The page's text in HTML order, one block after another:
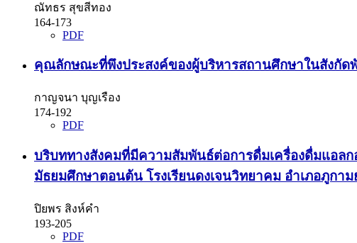
ณัทธร สุขสีทอง
164-173
PDF
คุณลักษณะที่พึงประสงค์ของผู้บริหารสถานศึกษาในสังกัด
กาญจนา บุญเรือง
174-192
PDF
บริบททางสังคมที่มีความสัมพันธ์ต่อการดื่มเครื่องดื่มแอล
มัธยมศึกษาตอนต้น โรงเรียนดงเจนวิทยาคม อำเภอภูกาม
ปิยพร สิงห์คำ
193-205
PDF